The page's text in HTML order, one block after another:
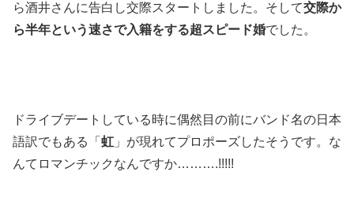
ら酒井さんに告白し交際スタートしました。そして交際か
ら半年という速さで入籍をする超スピード婚でした。
ドライブデートしている時に偶然目の前にバンド名の日本
語訳でもある「 虹 」が現れてプロポーズしたそうです。な
んてロマンチックなんですか……….!!!!!